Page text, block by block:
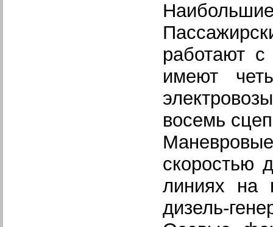
работают
имеют
восемь
скоростью
линиях на
дизель-